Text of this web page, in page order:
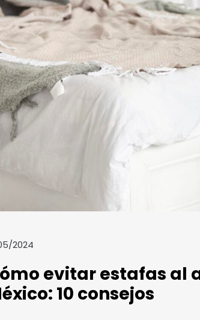
2024
evitar estafas al
10 consejos